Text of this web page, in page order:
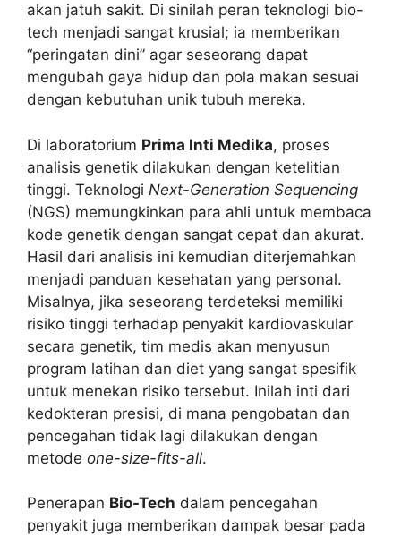
akan jatuh sakit. Di sinilah peran teknologi bio-
tech menjadi sangat krusial; ia memberikan
“peringatan dini” agar seseorang dapat
mengubah gaya hidup dan pola makan sesuai
dengan kebutuhan unik tubuh mereka.
Di laboratorium Prima Inti Medika, proses
analisis genetik dilakukan dengan ketelitian
tinggi. Teknologi Next-Generation Sequencing
(NGS) memungkinkan para ahli untuk membaca
kode genetik dengan sangat cepat dan akurat.
Hasil dari analisis ini kemudian diterjemahkan
menjadi panduan kesehatan yang personal.
Misalnya, jika seseorang terdeteksi memiliki
risiko tinggi terhadap penyakit kardiovaskular
secara genetik, tim medis akan menyusun
program latihan dan diet yang sangat spesifik
untuk menekan risiko tersebut. Inilah inti dari
kedokteran presisi, di mana pengobatan dan
pencegahan tidak lagi dilakukan dengan
metode one-size-fits-all.
Penerapan Bio-Tech dalam pencegahan
penyakit juga memberikan dampak besar pada